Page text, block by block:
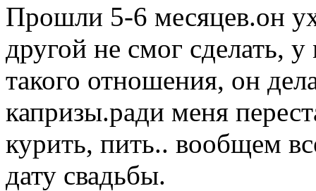
Прошли 5-6 месяцев.он
другой не смог сделать,
такого отношения, он
капризы.ради меня
курить, пить.. вообщем
дату свадьбы.